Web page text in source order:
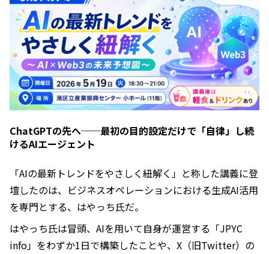
ChatGPTの先へ──最初の目的設定だけで「自律」し続
けるAIエージェント
「AIの最新トレンドをやさしく紐解く」と称した講義に登
壇したのは、ビジネスオペレーションにおける生成AI活用
を専門とする、はやっち氏だ。
はやっち氏は冒頭、AIを用いて自身が運営する「JPYC
info」をわずか1日で構築したことや、X（旧Twitter）の